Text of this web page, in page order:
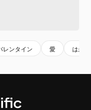
レンタイン 愛 はがき